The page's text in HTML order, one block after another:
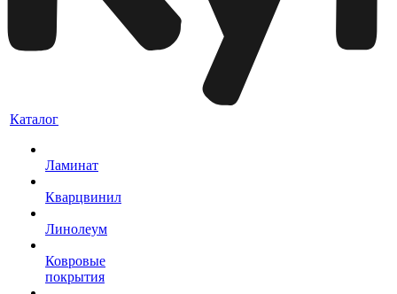
Каталог
Ламинат
Кварцвинил
Линолеум
Ковровые
покрытия